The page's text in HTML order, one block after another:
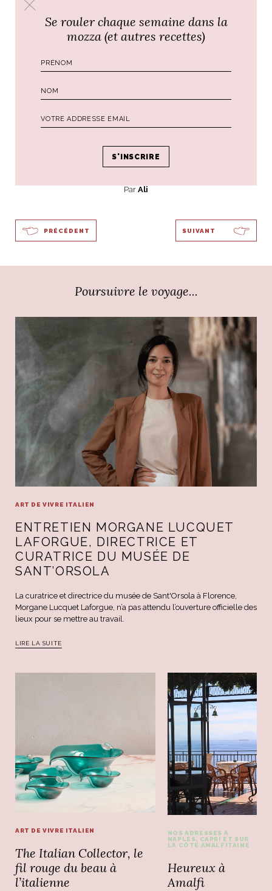
premiers clients ? la famille Rockefeller.
PREPARER VOS PAQUETS !
Par Ali
PRÉCÉDENT SUIVANT
Poursuivre le voyage...
ART DE VIVRE ITALIEN
ENTRETIEN MORGANE LUCQUET
LAFORGUE, DIRECTRICE ET
CURATRICE DU MUSÉE DE
SANT’ORSOLA
La curatrice et directrice du musée de Sant'Orsola à Florence,
Morgane Lucquet Laforgue, n’a pas attendu l’ouverture officielle des
lieux pour se mettre au travail.
LIRE LA SUITE
ART DE VIVRE ITALIEN
The Italian Collector, le
fil rouge du beau à
l’italienne
NOS ADRESSES À
NAPLES, CAPRI ET SUR
LA CÔTE AMALFITAINE
Heureux à
Amalfi
Se rouler chaque semaine dans la
mozza (et autres recettes)